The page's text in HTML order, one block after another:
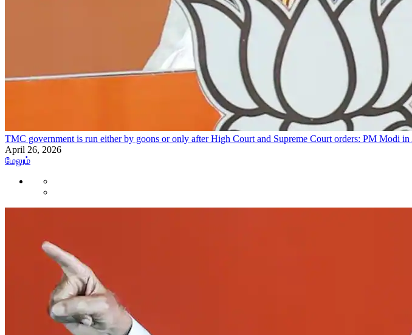
TMC government is run either by goons or only after High Court and Supreme Court orders: PM Modi in
April 26, 2026
மேலும்